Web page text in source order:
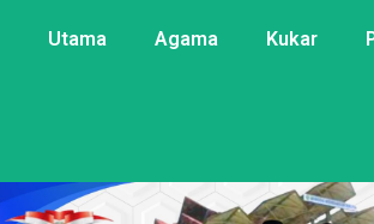
Utama Agama Kukar